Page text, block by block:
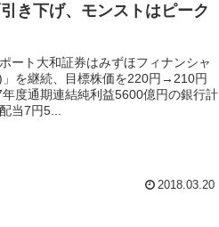
き下げ、モンストはピーク
ート大和証券はみずほフィナンシャ
を継続、目標株価を220円→210円
度通期連結純利益5600億円の銀行計
当7円5...
2018.03.20